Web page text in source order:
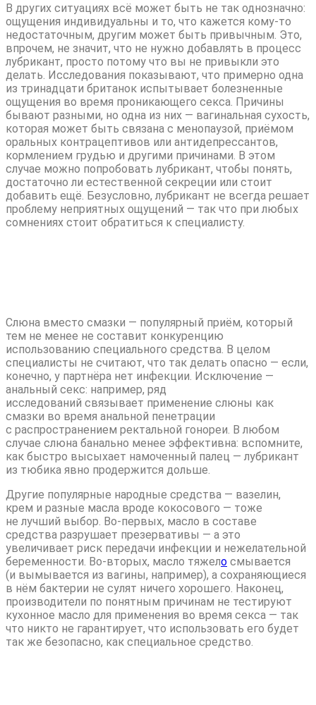
В других ситуациях всё может быть не так однозначно:
ощущения индивидуальны и то, что кажется кому-то
недостаточным, другим может быть привычным. Это,
впрочем, не значит, что не нужно добавлять в процесс
лубрикант, просто потому что вы не привыкли это
делать. Исследования показывают, что примерно одна
из тринадцати британок испытывает болезненные
ощущения во время проникающего секса. Причины
бывают разными, но одна из них — вагинальная сухость,
которая может быть связана с менопаузой, приёмом
оральных контрацептивов или антидепрессантов,
кормлением грудью и другими причинами. В этом
случае можно попробовать лубрикант, чтобы понять,
достаточно ли естественной секреции или стоит
добавить ещё. Безусловно, лубрикант не всегда решает
проблему неприятных ощущений — так что при любых
сомнениях стоит обратиться к специалисту.
Слюна вместо смазки — популярный приём, который
тем не менее не составит конкуренцию
использованию специального средства. В целом
специалисты не считают, что так делать опасно — если,
конечно, у партнёра нет инфекции. Исключение —
анальный секс: например, ряд
исследований связывает применение слюны как
смазки во время анальной пенетрации
с распространением ректальной гонореи. В любом
случае слюна банально менее эффективна: вспомните,
как быстро высыхает намоченный палец — лубрикант
из тюбика явно продержится дольше.
Другие популярные народные средства — вазелин,
крем и разные масла вроде кокосового — тоже
не лучший выбор. Во-первых, масло в составе
средства разрушает презервативы — а это
увеличивает риск передачи инфекции и нежелательной
беременности. Во-вторых, масло тяжело смывается
(и вымывается из вагины, например), а сохраняющиеся
в нём бактерии не сулят ничего хорошего. Наконец,
производители по понятным причинам не тестируют
кухонное масло для применения во время секса — так
что никто не гарантирует, что использовать его будет
так же безопасно, как специальное средство.